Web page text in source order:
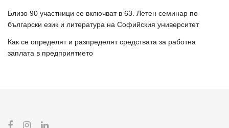
Близо 90 участници се включват в 63. Летен семинар по
български език и литература на Софийския университет
Как се определят и разпределят средствата за работна
заплата в предприятието